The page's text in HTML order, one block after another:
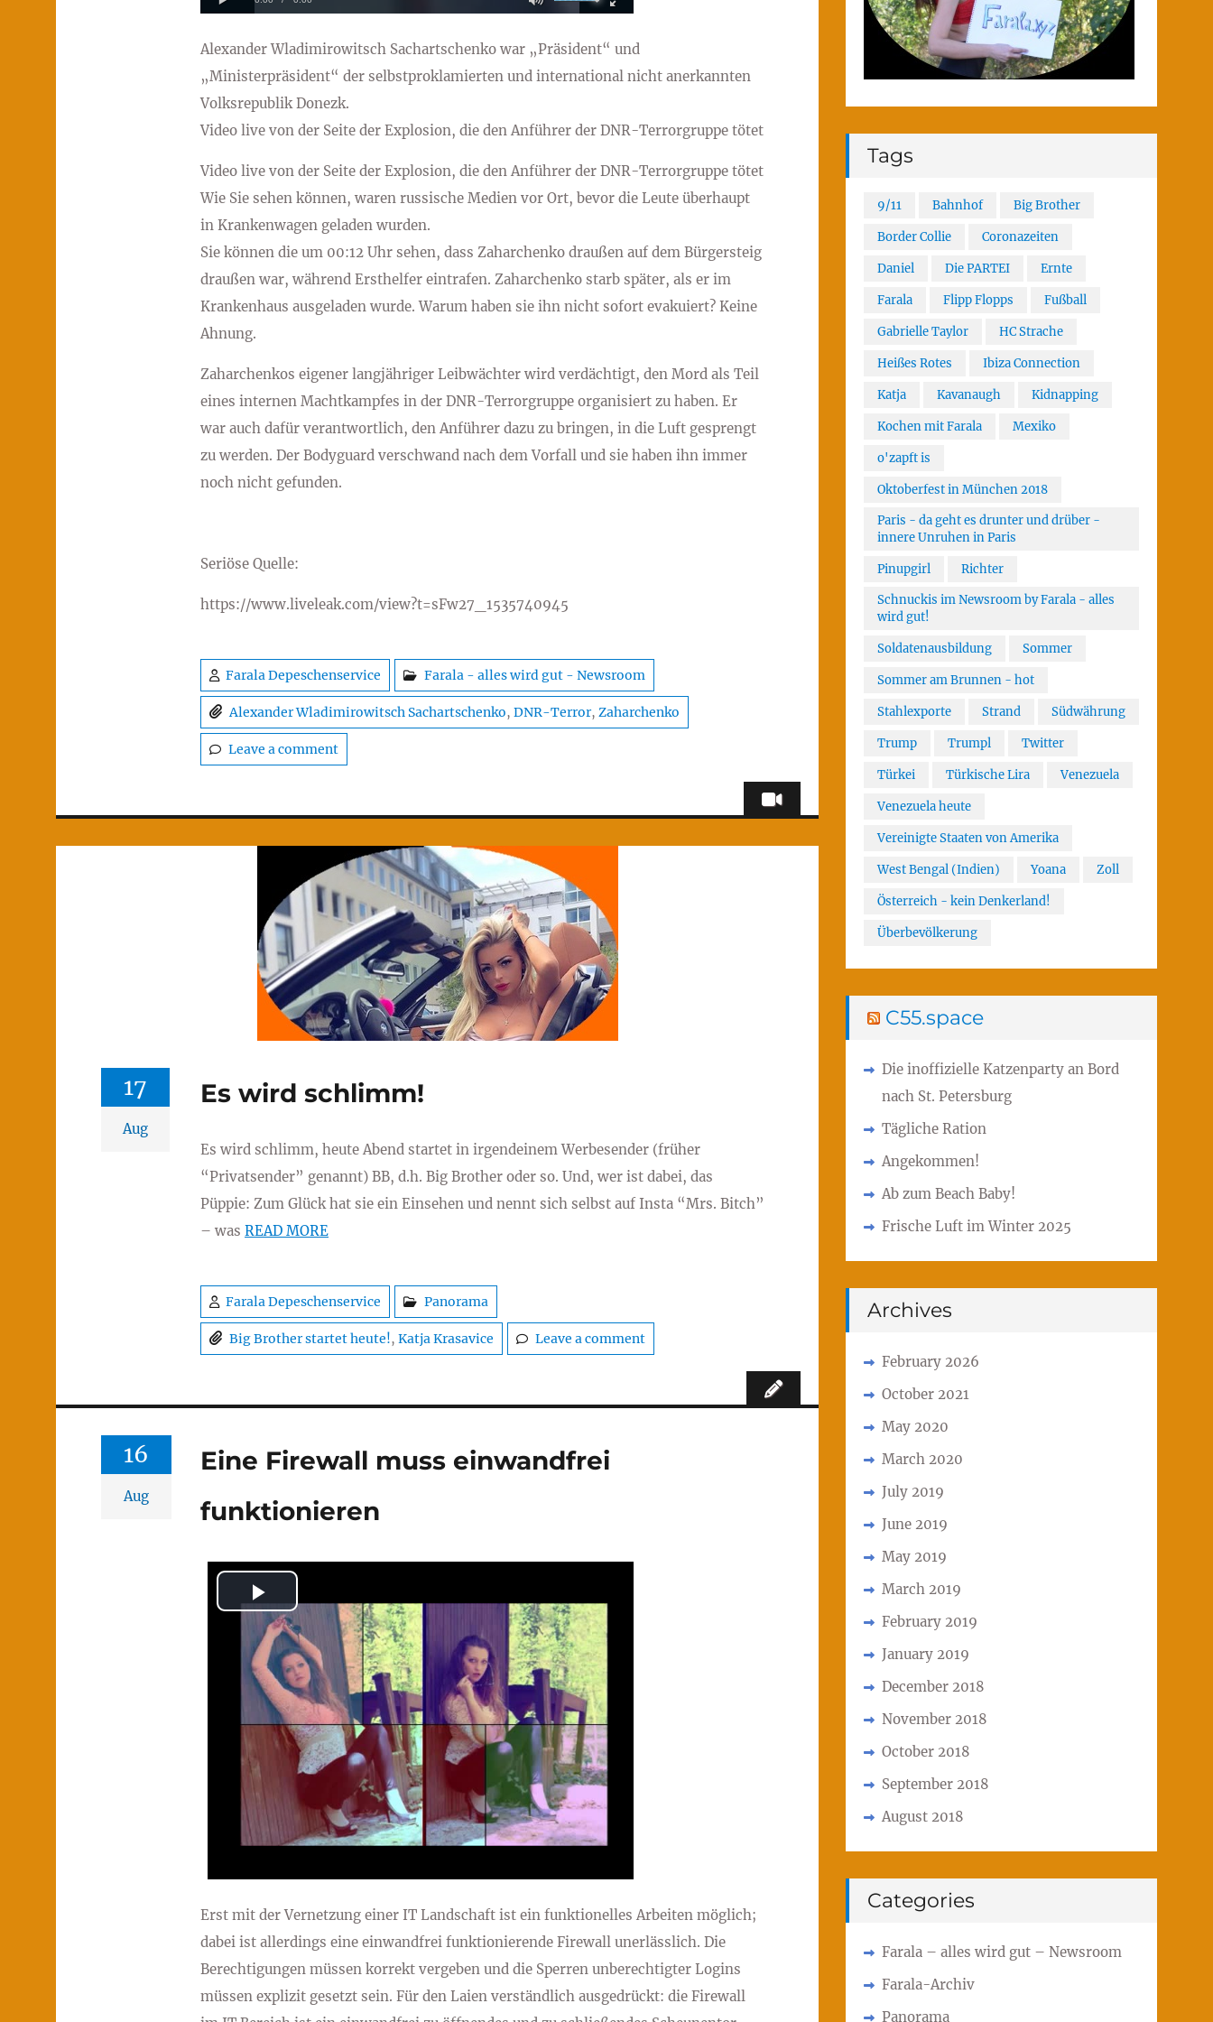
Alexander Wladimirowitsch Sachartschenko war „Präsident“ und
„Ministerpräsident“ der selbstproklamierten und international nicht anerkannten
Volksrepublik Donezk.
Video live von der Seite der Explosion, die den Anführer der DNR-Terrorgruppe tötet
Video live von der Seite der Explosion, die den Anführer der DNR-Terrorgruppe tötet
Wie Sie sehen können, waren russische Medien vor Ort, bevor die Leute überhaupt
in Krankenwagen geladen wurden.
Sie können die um 00:12 Uhr sehen, dass Zaharchenko draußen auf dem Bürgersteig
draußen war, während Ersthelfer eintrafen. Zaharchenko starb später, als er im
Krankenhaus ausgeladen wurde. Warum haben sie ihn nicht sofort evakuiert? Keine
Ahnung.
Zaharchenkos eigener langjähriger Leibwächter wird verdächtigt, den Mord als Teil
eines internen Machtkampfes in der DNR-Terrorgruppe organisiert zu haben. Er
war auch dafür verantwortlich, den Anführer dazu zu bringen, in die Luft gesprengt
zu werden. Der Bodyguard verschwand nach dem Vorfall und sie haben ihn immer
noch nicht gefunden.
Seriöse Quelle:
https://www.liveleak.com/view?t=sFw27_1535740945
Farala Depeschenservice Farala - alles wird gut - Newsroom
Alexander Wladimirowitsch Sachartschenko, DNR-Terror, Zaharchenko
Leave a comment
Es wird schlimm!
17
Aug
Es wird schlimm, heute Abend startet in irgendeinem Werbesender (früher
“Privatsender” genannt) BB, d.h. Big Brother oder so. Und, wer ist dabei, das
Püppie: Zum Glück hat sie ein Einsehen und nennt sich selbst auf Insta “Mrs. Bitch”
– was READ MORE
Farala Depeschenservice Panorama
Big Brother startet heute!, Katja Krasavice Leave a comment
Eine Firewall muss einwandfrei
funktionieren
16
Aug
Erst mit der Vernetzung einer IT Landschaft ist ein funktionelles Arbeiten möglich;
dabei ist allerdings eine einwandfrei funktionierende Firewall unerlässlich. Die
Berechtigungen müssen korrekt vergeben und die Sperren unberechtigter Logins
müssen explizit gesetzt sein. Für den Laien verständlich ausgedrückt: die Firewall
Tags
9/11 Bahnhof Big Brother
Border Collie Coronazeiten
Daniel Die PARTEI Ernte
Farala Flipp Flopps Fußball
Gabrielle Taylor HC Strache
Heißes Rotes Ibiza Connection
Katja Kavanaugh Kidnapping
Kochen mit Farala Mexiko
o'zapft is
Oktoberfest in München 2018
Paris - da geht es drunter und drüber -
innere Unruhen in Paris
Pinupgirl
Richter
Schnuckis im Newsroom by Farala - alles
wird gut!
Soldatenausbildung Sommer
Sommer am Brunnen - hot
Stahlexporte Strand Südwährung
Trump Trumpl Twitter
Türkei Türkische Lira Venezuela
Venezuela heute
Vereinigte Staaten von Amerika
West Bengal (Indien) Yoana Zoll
Österreich - kein Denkerland!
Überbevölkerung
C55.space
Die inoffizielle Katzenparty an Bord
nach St. Petersburg
Tägliche Ration
Angekommen!
Ab zum Beach Baby!
Frische Luft im Winter 2025
Archives
February 2026
October 2021
May 2020
March 2020
July 2019
June 2019
May 2019
March 2019
February 2019
January 2019
December 2018
November 2018
October 2018
September 2018
August 2018
Categories
Farala – alles wird gut – Newsroom
Farala-Archiv
Panorama